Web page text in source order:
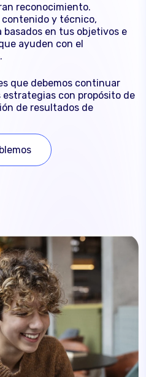
reconocimiento.
y técnico,
en tus objetivos e
ayuden con el
que debemos continuar
con propósito de
de resultados de